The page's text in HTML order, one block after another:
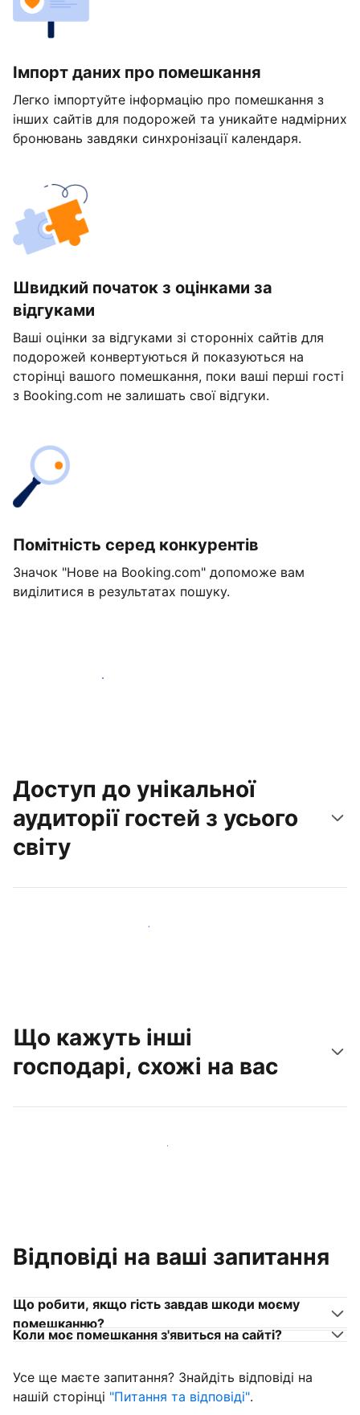
Імпорт даних про помешкання
Легко імпортуйте інформацію про помешкання з
інших сайтів для подорожей та уникайте надмірних
бронювань завдяки синхронізації календаря.
Швидкий початок з оцінками за
відгуками
Ваші оцінки за відгуками зі сторонніх сайтів для
подорожей конвертуються й показуються на
сторінці вашого помешкання, поки ваші перші гості
з Booking.com не залишать свої відгуки.
Помітність серед конкурентів
Значок "Нове на Booking.com" допоможе вам
виділитися в результатах пошуку.
Розпочати вже сьогодні
Доступ до унікальної
аудиторії гостей з усього
світу
Привабити нових гостей вже сьогодні
Що кажуть інші
господарі, схожі на вас
Приєднуйтеся до господарів, схожих на вас
Відповіді на ваші запитання
Що робити, якщо гість завдав шкоди моєму
помешканню?
Коли моє помешкання з'явиться на сайті?
Усе ще маєте запитання? Знайдіть відповіді на
нашій сторінці "Питання та відповіді".